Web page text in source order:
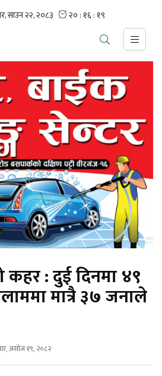
: दुई दिनमा ४९
मात्रै ३७ जनाले
असोज १९, २०८२